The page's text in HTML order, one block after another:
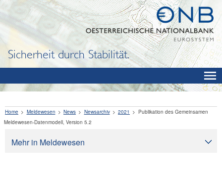
Sicherheit durch Stabilität.
Mehr in Meldewesen
Home Meldewesen News Newsarchiv 2021
Publikation des Gemeinsamen
Meldewesen-Datenmodell, Version 5.2